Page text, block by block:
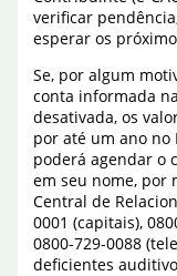
verificar
esperar os
Se, por algum
conta informada
desativada, os
por até um ano no
poderá agendar o
em seu nome, por
Central de
0001 (capitais),
0800-729-0088
deficientes